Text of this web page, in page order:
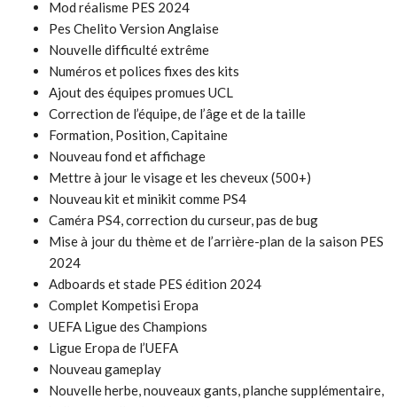
Mod réalisme PES 2024
Pes Chelito Version Anglaise
Nouvelle difficulté extrême
Numéros et polices fixes des kits
Ajout des équipes promues UCL
Correction de l’équipe, de l’âge et de la taille
Formation, Position, Capitaine
Nouveau fond et affichage
Mettre à jour le visage et les cheveux (500+)
Nouveau kit et minikit comme PS4
Caméra PS4, correction du curseur, pas de bug
Mise à jour du thème et de l’arrière-plan de la saison PES
2024
Adboards et stade PES édition 2024
Complet Kompetisi Eropa
UEFA Ligue des Champions
Ligue Eropa de l’UEFA
Nouveau gameplay
Nouvelle herbe, nouveaux gants, planche supplémentaire,